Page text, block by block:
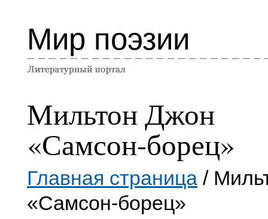
Мир поэзии
Мильтон Джон
«Самсон-борец»
Главная страница /
«Самсон-борец»